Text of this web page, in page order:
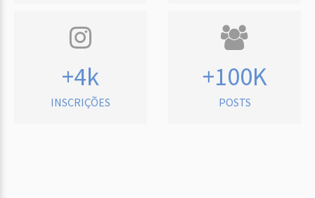
+4k
INSCRIÇÕES
+100K
POSTS